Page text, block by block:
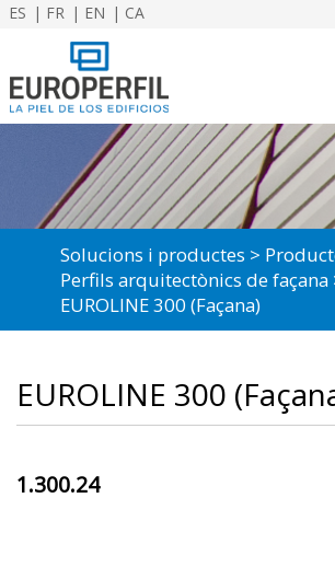
ES FR EN CA
Solucions i productes
Perfils arquitectònics de façana
EUROLINE 300 (Façana)
EUROLINE 300
1.300.24